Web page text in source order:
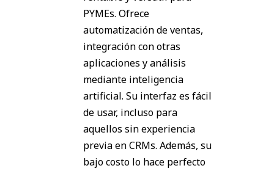
PYMEs. Ofrece
automatización de ventas,
integración con otras
aplicaciones y análisis
mediante inteligencia
artificial. Su interfaz es fácil
de usar, incluso para
aquellos sin experiencia
previa en CRMs. Además, su
bajo costo lo hace perfecto